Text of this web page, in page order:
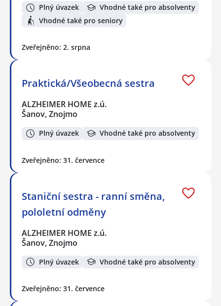
Plný úvazek
Vhodné také pro absolventy
Vhodné také pro seniory
Zveřejněno: 2. srpna
Praktická/Všeobecná sestra
ALZHEIMER HOME z.ú.
Šanov, Znojmo
Plný úvazek Vhodné také pro absolventy
Zveřejněno: 31. července
Staniční sestra - ranní směna,
pololetní odměny
ALZHEIMER HOME z.ú.
Šanov, Znojmo
Plný úvazek Vhodné také pro absolventy
Zveřejněno: 31. července